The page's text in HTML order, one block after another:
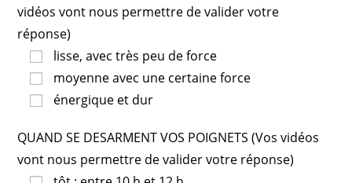
vidéos vont nous permettre de valider votre
réponse)
lisse, avec très peu de force
moyenne avec une certaine force
énergique et dur
QUAND SE DESARMENT VOS POIGNETS (Vos vidéos
vont nous permettre de valider votre réponse)